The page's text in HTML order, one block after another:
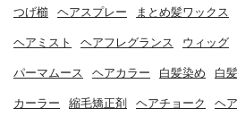
つげ櫛 ヘアスプレー まとめ髪ワックス
ヘアミスト ヘアフレグランス ウィッグ
パーマムース ヘアカラー 白髪染め 白
カーラー 縮毛矯正剤 ヘアチョーク ヘ